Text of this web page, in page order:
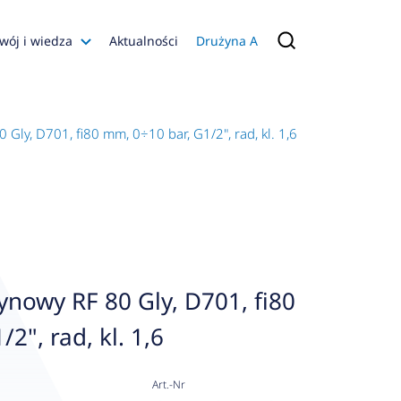
naruszenie
i wiedza
Konfiguratory
Aktualności Drużyna A
Gly, D701, fi80 mm, 0÷10 bar, G1/2", rad, kl. 1,6
RF 80 Gly, D701, fi80
2", rad, kl. 1,6
Art.-Nr